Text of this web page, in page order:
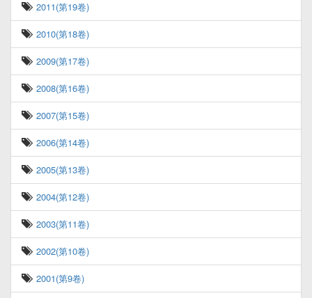
2011(第19卷)
2010(第18卷)
2009(第17卷)
2008(第16卷)
2007(第15卷)
2006(第14卷)
2005(第13卷)
2004(第12卷)
2003(第11卷)
2002(第10卷)
2001(第9卷)